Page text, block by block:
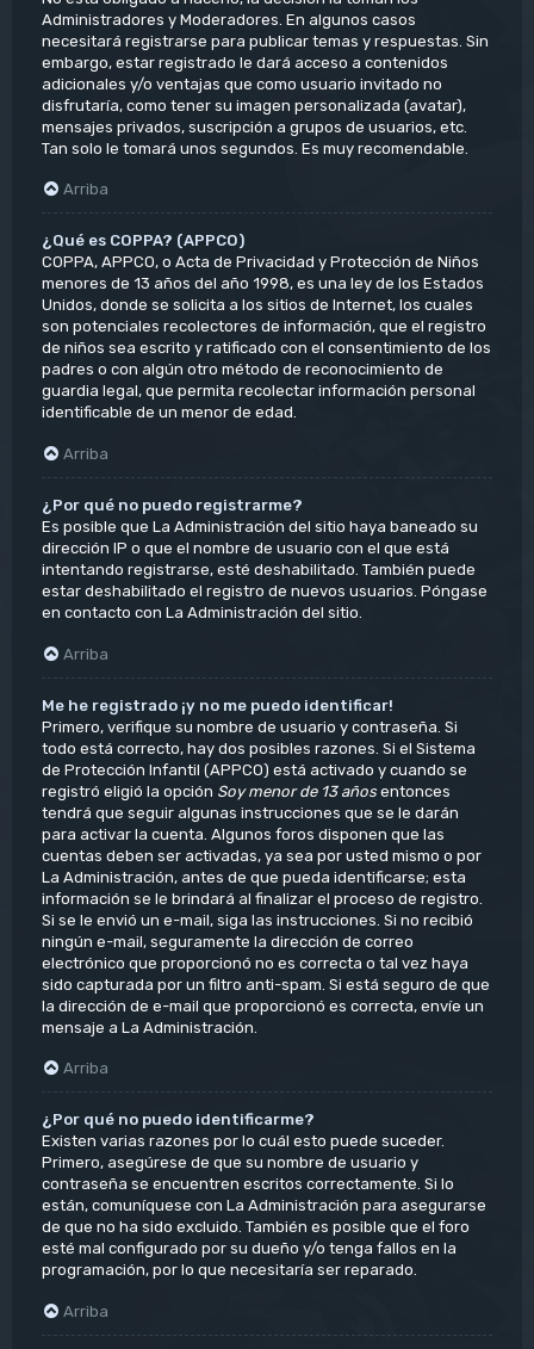
Administradores y Moderadores. En algunos casos
necesitará registrarse para publicar temas y respuestas. Sin
embargo, estar registrado le dará acceso a contenidos
adicionales y/o ventajas que como usuario invitado no
disfrutaría, como tener su imagen personalizada (avatar),
mensajes privados, suscripción a grupos de usuarios, etc.
Tan solo le tomará unos segundos. Es muy recomendable.
Arriba
¿Qué es COPPA? (APPCO)
COPPA, APPCO, o Acta de Privacidad y Protección de Niños
menores de 13 años del año 1998, es una ley de los Estados
Unidos, donde se solicita a los sitios de Internet, los cuales
son potenciales recolectores de información, que el registro
de niños sea escrito y ratificado con el consentimiento de los
padres o con algún otro método de reconocimiento de
guardia legal, que permita recolectar información personal
identificable de un menor de edad.
Arriba
¿Por qué no puedo registrarme?
Es posible que La Administración del sitio haya baneado su
dirección IP o que el nombre de usuario con el que está
intentando registrarse, esté deshabilitado. También puede
estar deshabilitado el registro de nuevos usuarios. Póngase
en contacto con La Administración del sitio.
Arriba
Me he registrado ¡y no me puedo identificar!
Primero, verifique su nombre de usuario y contraseña. Si
todo está correcto, hay dos posibles razones. Si el Sistema
de Protección Infantil (APPCO) está activado y cuando se
registró eligió la opción Soy menor de 13 añosentonces
tendrá que seguir algunas instrucciones que se le darán
para activar la cuenta. Algunos foros disponen que las
cuentas deben ser activadas, ya sea por usted mismo o por
La Administración, antes de que pueda identificarse; esta
información se le brindará al finalizar el proceso de registro.
Si se le envió un e-mail, siga las instrucciones. Si no recibió
ningún e-mail, seguramente la dirección de correo
electrónico que proporcionó no es correcta o tal vez haya
sido capturada por un filtro anti-spam. Si está seguro de que
la dirección de e-mail que proporcionó es correcta, envíe un
mensaje a La Administración.
Arriba
¿Por qué no puedo identificarme?
Existen varias razones por lo cuál esto puede suceder.
Primero, asegúrese de que su nombre de usuario y
contraseña se encuentren escritos correctamente. Si lo
están, comuníquese con La Administración para asegurarse
de que no ha sido excluido. También es posible que el foro
esté mal configurado por su dueño y/o tenga fallos en la
programación, por lo que necesitaría ser reparado.
Arriba